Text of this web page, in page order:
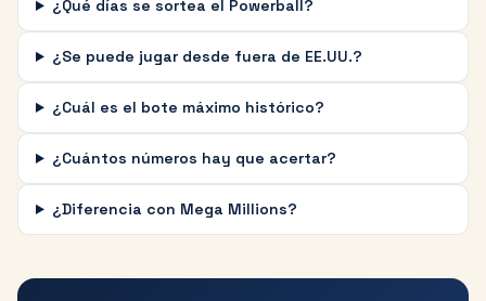
¿Qué días se sortea el Powerball?
¿Se puede jugar desde fuera de EE.UU.?
¿Cuál es el bote máximo histórico?
¿Cuántos números hay que acertar?
¿Diferencia con Mega Millions?